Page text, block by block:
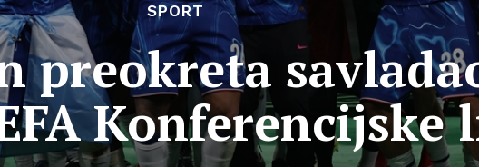
SPORT
preokreta
Konferencijske